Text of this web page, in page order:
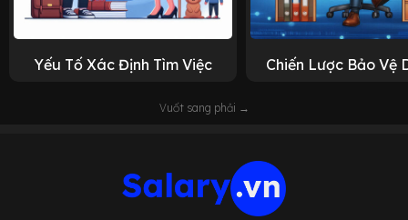
Yếu Tố Xác Định Tìm Việc Chiến Lược Bảo Vệ
Vuốt sang phải →